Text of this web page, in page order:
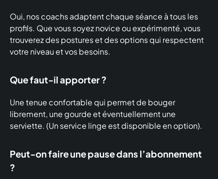
Oui, nos coachs adaptent chaque séance à tous les
profils. Que vous soyez novice ou expérimenté, vous
trouverez des postures et des options qui respectent
votre niveau et vos besoins.
Que faut-il apporter ?
Une tenue confortable qui permet de bouger
librement, une gourde et éventuellement une
serviette. (Un service linge est disponible en option).
Peut-on faire une pause dans l’abonnement
?